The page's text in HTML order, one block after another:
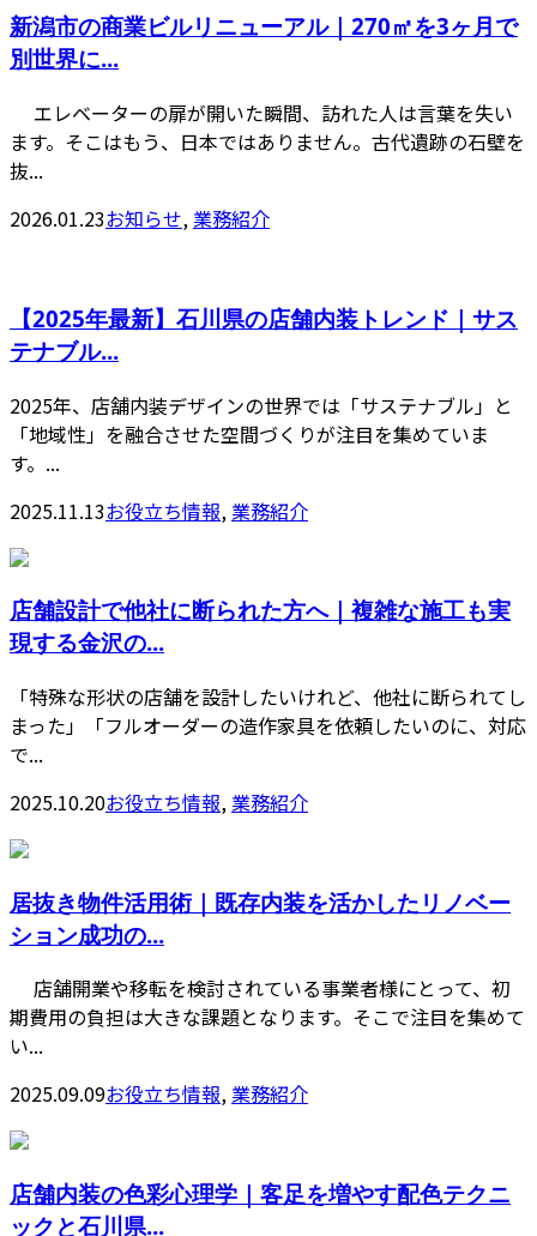
新潟市の商業ビルリニューアル｜270㎡を3ヶ月で
別世界に...
エレベーターの扉が開いた瞬間、訪れた人は言葉を失い
ます。そこはもう、日本ではありません。古代遺跡の石壁を
抜...
2026.01.23お知らせ,業務紹介
【2025年最新】石川県の店舗内装トレンド｜サス
テナブル...
2025年、店舗内装デザインの世界では「サステナブル」と
「地域性」を融合させた空間づくりが注目を集めていま
す。...
2025.11.13お役立ち情報, 業務紹介
店舗設計で他社に断られた方へ｜複雑な施工も実
現する金沢の...
「特殊な形状の店舗を設計したいけれど、他社に断られてし
まった」「フルオーダーの造作家具を依頼したいのに、対応
で...
2025.10.20お役立ち情報,業務紹介
居抜き物件活用術｜既存内装を活かしたリノベー
ション成功の...
店舗開業や移転を検討されている事業者様にとって、初
期費用の負担は大きな課題となります。そこで注目を集めて
い...
2025.09.09お役立ち情報,業務紹介
店舗内装の色彩心理学｜客足を増やす配色テクニ
ックと石川県...